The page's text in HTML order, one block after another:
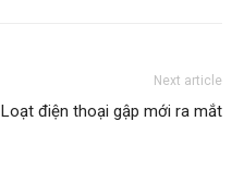
Next article
Loạt điện thoại gập mới ra mắt